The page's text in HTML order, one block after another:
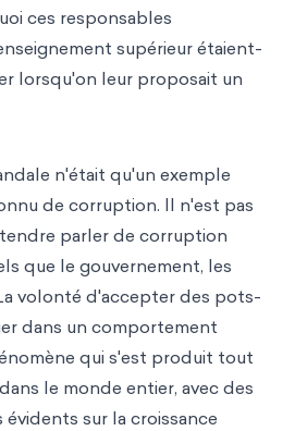
ces responsables
supérieur étaient-
lorsqu'on leur proposait un
n'était qu'un exemple
de corruption. Il n'est pas
parler de corruption
que le gouvernement, les
volonté d'accepter des pots-
dans un comportement
qui s'est produit tout
le monde entier, avec des
évidents sur la croissance